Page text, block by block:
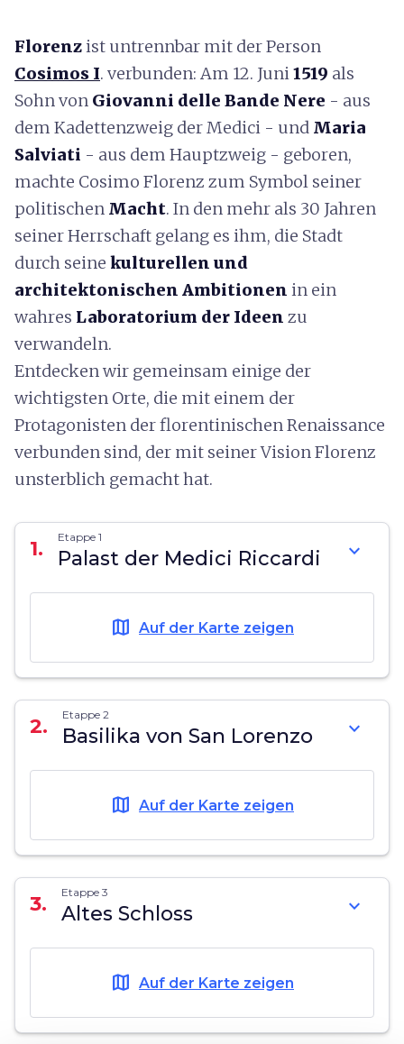
Florenzist untrennbar mit der Person
Cosimos I. verbunden: Am 12. Juni1519 als
Sohn von Giovanni delle Bande Nere - aus
dem Kadettenzweig der Medici - und Maria
Salviati - aus dem Hauptzweig - geboren,
machte Cosimo Florenz zum Symbol seiner
politischen Macht. In den mehr als 30 Jahren
seiner Herrschaft gelang es ihm, die Stadt
durch seine kulturellen und
architektonischen Ambitionen in ein
wahres Laboratorium der Ideen zu
verwandeln.
Entdecken wir gemeinsam einige der
wichtigsten Orte, die mit einem der
Protagonisten der florentinischen Renaissance
verbunden sind, der mit seiner Vision Florenz
unsterblich gemacht hat.
1. Etappe 1
Palast der Medici Riccardi expand_more
map Auf der Karte zeigen
2. Etappe 2
Basilika von San Lorenzo expand_more
map Auf der Karte zeigen
3. Etappe 3
Altes Schloss expand_more
map Auf der Karte zeigen